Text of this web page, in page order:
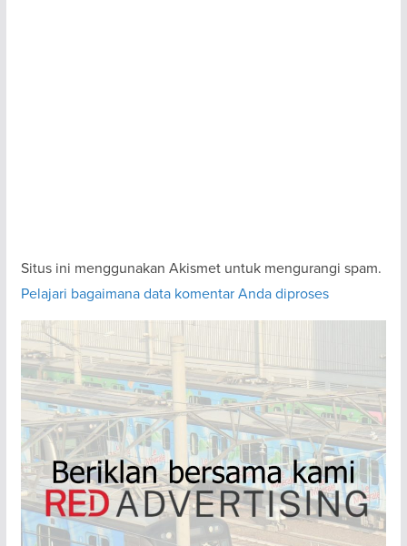
Situs ini menggunakan Akismet untuk mengurangi spam.
Pelajari bagaimana data komentar Anda diproses